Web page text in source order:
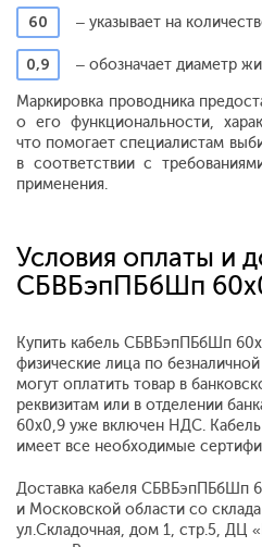
60
– указывает на
0,9
– обозначает диаметр
Маркировка проводника
о его функциональности,
что помогает специалистам
в соответствии с
применения.
Условия оплаты и
СБВБэпПБбШп
Купить кабель СБВБэпПБбШп
физические лица по
могут оплатить товар в
реквизитам или в отделении
60х0,9 уже включен НДС.
имеет все необходимые
Доставка кабеля СБВБэпПБбШп
и Московской области со
ул.Складочная, дом 1, стр.5, ДЦ